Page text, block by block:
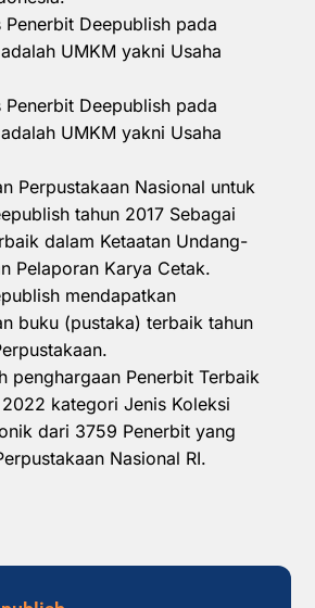
Penerbit Deepublish pada
UMKM yakni Usaha
Penerbit Deepublish pada
UMKM yakni Usaha
Perpustakaan Nasional untuk
tahun 2017 Sebagai
dalam Ketaatan Undang-
Pelaporan Karya Cetak.
mendapatkan
buku (pustaka) terbaik tahun
penghargaan Penerbit Terbaik
kategori Jenis Koleksi
dari 3759 Penerbit yang
Nasional RI.